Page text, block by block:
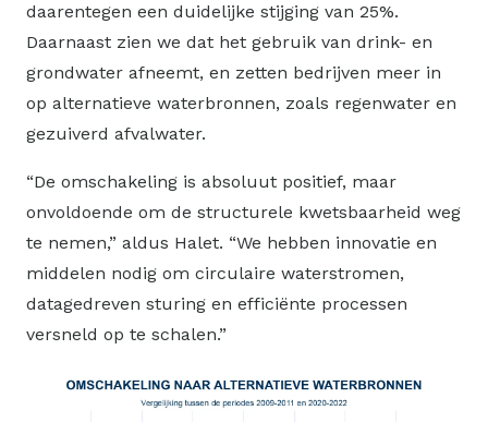
daarentegen een duidelijke stijging van 25%.
Daarnaast zien we dat het gebruik van drink- en
grondwater afneemt, en zetten bedrijven meer in
op alternatieve waterbronnen, zoals regenwater en
gezuiverd afvalwater.
“De omschakeling is absoluut positief, maar
onvoldoende om de structurele kwetsbaarheid weg
te nemen,” aldus Halet. “We hebben innovatie en
middelen nodig om circulaire waterstromen,
datagedreven sturing en efficiënte processen
versneld op te schalen.”